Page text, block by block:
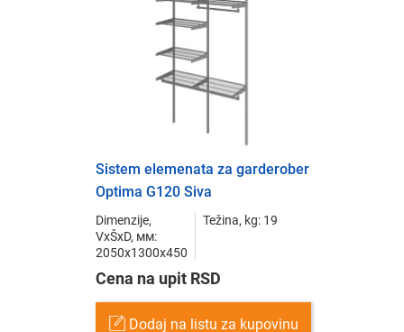
Sistem elemenata za garderober
Optima G120 Siva
Dimenzije,
VxŠxD, мм:
2050x1300x450
Težina, kg: 19
Cena na upit RSD
Dodaj na listu za kupovinu